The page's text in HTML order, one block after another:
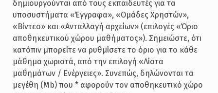
δημιουργούνται από τους εκπαιδευτές για τα
υποσυστήματα «Έγγραφα», «Ομάδες Χρηστών»,
«Βίντεο» και «Ανταλλαγή αρχείων» (επιλογές «Όριο
αποθηκευτικού χώρου μαθήματος»). Σημειώστε, ότι
κατόπιν μπορείτε να ρυθμίσετε το όριο για το κάθε
μάθημα χωριστά, από την επιλογή «Λίστα
μαθημάτων / Ενέργειες». Συνεπώς, δηλώνονται τα
μεγέθη (Mb) που * αφορούν τον αποθηκευτικό χώρο